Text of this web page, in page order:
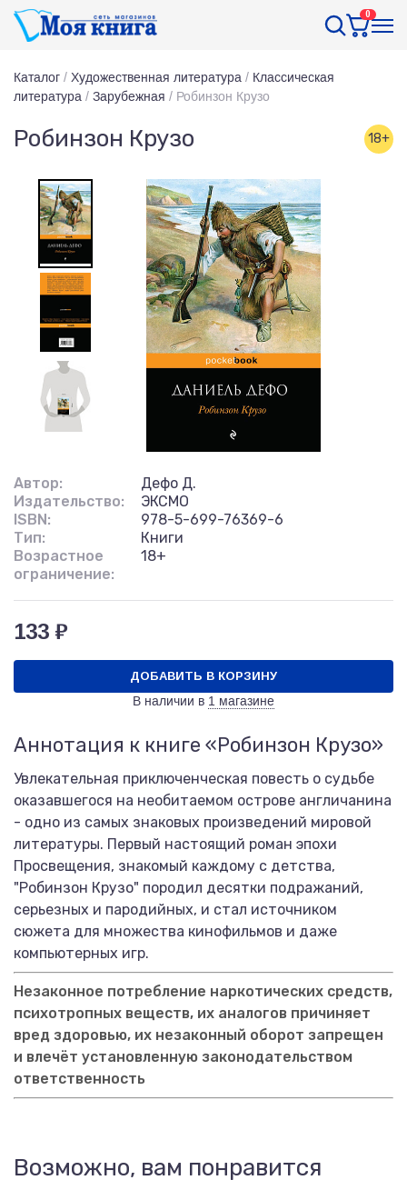
0
Каталог / Художественная литература / Классическая
литература / Зарубежная / Робинзон Крузо
Робинзон Крузо 18+
Автор:
Дефо Д.
Издательство:
ЭКСМО
ISBN:
978-5-699-76369-6
Тип:
Книги
Возрастное
ограничение:
18+
133 ₽
ДОБАВИТЬ В КОРЗИНУ
В наличии в 1 магазине
Аннотация к книге «Робинзон Крузо»
Увлекательная приключенческая повесть о судьбе
оказавшегося на необитаемом острове англичанина
- одно из самых знаковых произведений мировой
литературы. Первый настоящий роман эпохи
Просвещения, знакомый каждому с детства,
"Робинзон Крузо" породил десятки подражаний,
серьезных и пародийных, и стал источником
сюжета для множества кинофильмов и даже
компьютерных игр.
Незаконное потребление наркотических средств,
психотропных веществ, их аналогов причиняет
вред здоровью, их незаконный оборот запрещен
и влечёт установленную законодательством
ответственность
Возможно, вам понравится